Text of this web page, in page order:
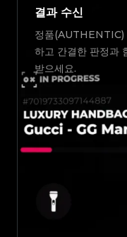
결과 수신
정품(AUTHENTIC)
하고 간결한 판정과
받으세요.